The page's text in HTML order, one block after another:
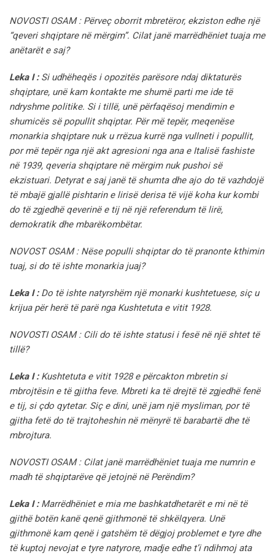
NOVOSTI OSAM : Përveç oborrit mbretëror, ekziston edhe një
“qeveri shqiptare në mërgim”. Cilat janë marrëdhëniet tuaja me
anëtarët e saj?
Leka I : Si udhëheqës i opozitës parësore ndaj diktaturës
shqiptare, unë kam kontakte me shumë parti me ide të
ndryshme politike. Si i tillë, unë përfaqësoj mendimin e
shumicës së popullit shqiptar. Për më tepër, meqenëse
monarkia shqiptare nuk u rrëzua kurrë nga vullneti i popullit,
por më tepër nga një akt agresioni nga ana e Italisë fashiste
në 1939, qeveria shqiptare në mërgim nuk pushoi së
ekzistuari. Detyrat e saj janë të shumta dhe ajo do të vazhdojë
të mbajë gjallë pishtarin e lirisë derisa të vijë koha kur kombi
do të zgjedhë qeverinë e tij në një referendum të lirë,
demokratik dhe mbarëkombëtar.
NOVOST OSAM : Nëse populli shqiptar do të pranonte kthimin
tuaj, si do të ishte monarkia juaj?
Leka I : Do të ishte natyrshëm një monarki kushtetuese, siç u
krijua për herë të parë nga Kushtetuta e vitit 1928.
NOVOSTI OSAM : Cili do të ishte statusi i fesë në një shtet të
tillë?
Leka I : Kushtetuta e vitit 1928 e përcakton mbretin si
mbrojtësin e të gjitha feve. Mbreti ka të drejtë të zgjedhë fenë
e tij, si çdo qytetar. Siç e dini, unë jam një mysliman, por të
gjitha fetë do të trajtoheshin në mënyrë të barabartë dhe të
mbrojtura.
NOVOSTI OSAM : Cilat janë marrëdhëniet tuaja me numrin e
madh të shqiptarëve që jetojnë në Perëndim?
Leka I : Marrëdhëniet e mia me bashkatdhetarët e mi në të
gjithë botën kanë qenë gjithmonë të shkëlqyera. Unë
gjithmonë kam qenë i gatshëm të dëgjoj problemet e tyre dhe
të kuptoj nevojat e tyre natyrore, madje edhe t’i ndihmoj ata